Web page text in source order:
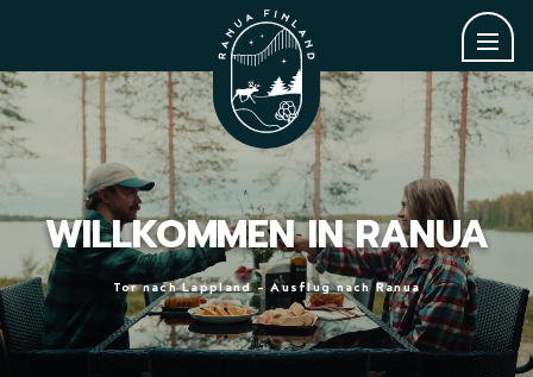
Willkommen in Ranua
WILLKOMMEN IN RANUA
Tor nach Lappland – Ausflug nach Ranua